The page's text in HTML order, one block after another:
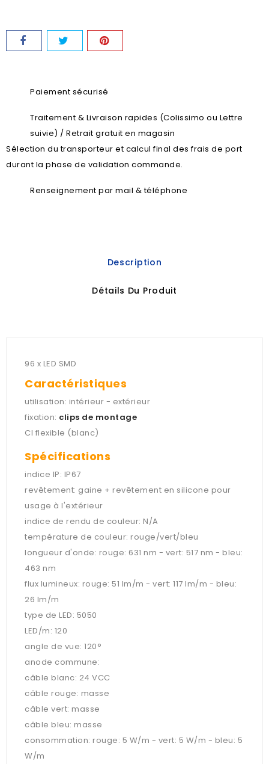
Paiement sécurisé
Traitement & Livraison rapides (Colissimo ou Lettre
suivie) / Retrait gratuit en magasin
Sélection du transporteur et calcul final des frais de port
durant la phase de validation commande.
Renseignement par mail & téléphone
Description
Détails Du Produit
96 x LED SMD
Caractéristiques
utilisation: intérieur - extérieur
fixation: clips de montage
CI flexible (blanc)
Spécifications
indice IP: IP67
revêtement: gaine + revêtement en silicone pour
usage à l'extérieur
indice de rendu de couleur: N/A
température de couleur: rouge/vert/bleu
longueur d'onde: rouge: 631 nm - vert: 517 nm - bleu:
463 nm
flux lumineux: rouge: 51 lm/m - vert: 117 lm/m - bleu:
26 lm/m
type de LED: 5050
LED/m: 120
angle de vue: 120°
anode commune:
câble blanc: 24 VCC
câble rouge: masse
câble vert: masse
câble bleu: masse
consommation: rouge: 5 W/m - vert: 5 W/m - bleu: 5
W/m